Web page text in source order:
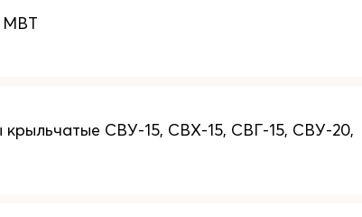
МВТ
крыльчатые СВУ-15, СВХ-15, СВГ-15, СВУ-20,